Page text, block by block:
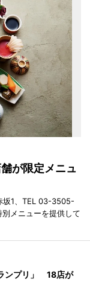
が限定メニュ
坂1、TEL 03-3505-
メニューを提供して
ンプリ」 18店が